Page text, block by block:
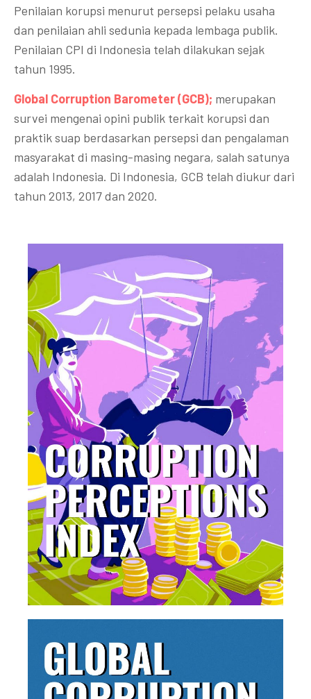
Penilaian korupsi menurut persepsi pelaku usaha
dan penilaian ahli sedunia kepada lembaga publik.
Penilaian CPI di Indonesia telah dilakukan sejak
tahun 1995.
Global Corruption Barometer (GCB); merupakan
survei mengenai opini publik terkait korupsi dan
praktik suap berdasarkan persepsi dan pengalaman
masyarakat di masing-masing negara, salah satunya
adalah Indonesia. Di Indonesia, GCB telah diukur dari
tahun 2013, 2017 dan 2020.